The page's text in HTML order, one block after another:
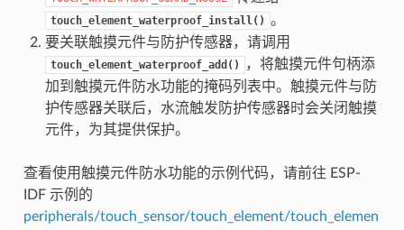
touch_element_waterproof_install() 。
要关联触摸元件与防护传感器，请调用
touch_element_waterproof_add()
，将触摸元件句柄添
加到触摸元件防水功能的掩码列表中。触摸元件与防
护传感器关联后，水流触发防护传感器时会关闭触摸
元件，为其提供保护。
查看使用触摸元件防水功能的示例代码，请前往 ESP-
IDF 示例的
peripherals/touch_sensor/touch_element/touch_elemen